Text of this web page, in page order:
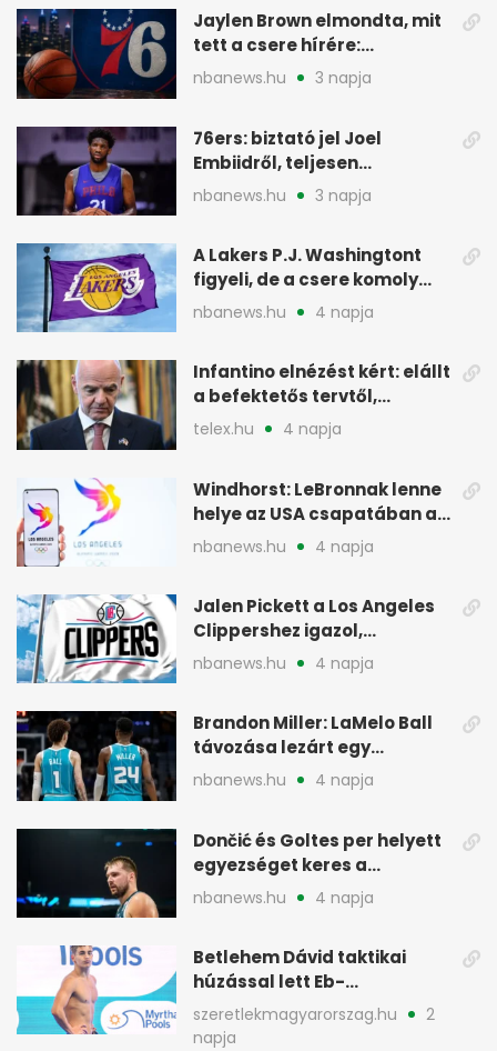
Jaylen Brown elmondta, mit
tett a csere hírére:
elhajította a telefonját
nbanews.hu 3 napja
76ers: biztató jel Joel
Embiidről, teljesen
egészségesen készül
nbanews.hu 3 napja
A Lakers P.J. Washingtont
figyeli, de a csere komoly
akadályokba ütközhet
nbanews.hu 4 napja
Infantino elnézést kért: elállt
a befektetős tervtől,
maradhat FIFA-elnök
telex.hu 4 napja
Windhorst: LeBronnak lenne
helye az USA csapatában a
2028-as olimpián
nbanews.hu 4 napja
Jalen Pickett a Los Angeles
Clippershez igazol,
kétirányú szerződéssel
nbanews.hu 4 napja
Brandon Miller: LaMelo Ball
távozása lezárt egy
korszakot a Hornetsnél
nbanews.hu 4 napja
Dončić és Goltes per helyett
egyezséget keres a
gyerekügyben
nbanews.hu 4 napja
Betlehem Dávid taktikai
húzással lett Eb-
aranyérmes Párizsban
szeretlekmagyarorszag.hu
2
napja